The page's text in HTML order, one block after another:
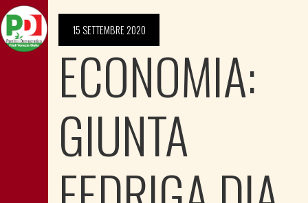
15 SETTEMBRE 2020
ECONOMIA:
GIUNTA